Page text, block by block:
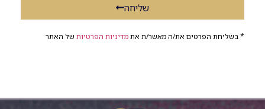
שליחה
* בשליחת הפרטים את/ה מאשר/ת אתמדיניות הפרטיות של האתר